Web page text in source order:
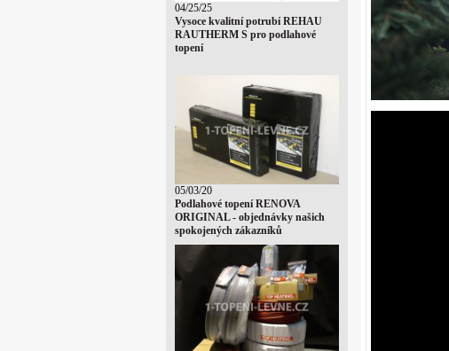
04/25/25
Vysoce kvalitní potrubí REHAU
RAUTHERM S pro podlahové
topení
05/03/20
Podlahové topení RENOVA
ORIGINAL - objednávky našich
spokojených zákazníků